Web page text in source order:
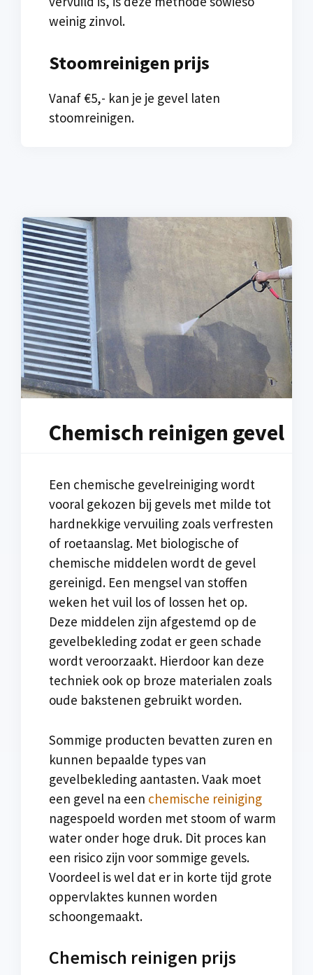
weinig zinvol.
Stoomreinigen prijs
Vanaf €5,- kan je je gevel laten
stoomreinigen.
Chemisch reinigen gevel
Een chemische gevelreiniging wordt
vooral gekozen bij gevels met milde tot
hardnekkige vervuiling zoals verfresten
of roetaanslag. Met biologische of
chemische middelen wordt de gevel
gereinigd. Een mengsel van stoffen
weken het vuil los of lossen het op.
Deze middelen zijn afgestemd op de
gevelbekleding zodat er geen schade
wordt veroorzaakt. Hierdoor kan deze
techniek ook op broze materialen zoals
oude bakstenen gebruikt worden.
Sommige producten bevatten zuren en
kunnen bepaalde types van
gevelbekleding aantasten. Vaak moet
een gevel na een chemische reiniging
nagespoeld worden met stoom of warm
water onder hoge druk. Dit proces kan
een risico zijn voor sommige gevels.
Voordeel is wel dat er in korte tijd grote
oppervlaktes kunnen worden
schoongemaakt.
Chemisch reinigen prijs